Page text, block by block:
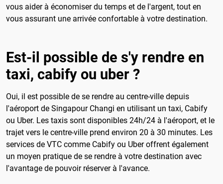
vous aider à économiser du temps et de l'argent, tout en
vous assurant une arrivée confortable à votre destination.
Est-il possible de s'y rendre en
taxi, cabify ou uber ?
Oui, il est possible de se rendre au centre-ville depuis
l'aéroport de Singapour Changi en utilisant un taxi, Cabify
ou Uber. Les taxis sont disponibles 24h/24 à l'aéroport, et le
trajet vers le centre-ville prend environ 20 à 30 minutes. Les
services de VTC comme Cabify ou Uber offrent également
un moyen pratique de se rendre à votre destination avec
l'avantage de pouvoir réserver à l'avance.